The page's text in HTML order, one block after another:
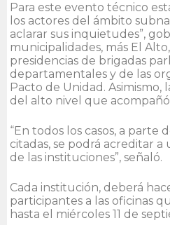
Para este evento técnico
los actores del ámbito
aclarar sus inquietudes”,
municipalidades, más El
presidencias de brigadas
departamentales y de las
Pacto de Unidad. Asimismo,
del alto nivel que
​“En todos los casos, a parte
citadas, se podrá acreditar
de las instituciones”, señaló. ​
Cada institución, deberá
participantes a las oficinas
hasta el miércoles 11 de